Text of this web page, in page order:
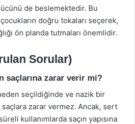
de beslemektedir. Bu
doğru tokaları seçerek,
ön planda tutmaları önemlidir.
Sorular)
saçlarına zarar verir mi?
seçildiğinde ve nazik bir
saçlara zarar vermez. Ancak, sert
kullanımlarda saçın yapısına